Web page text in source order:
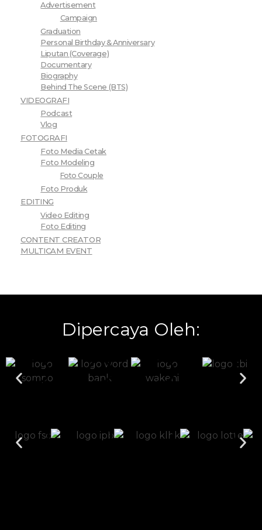
Advertisement
Campaign
Graduation
Personal Birthday & Anniversary
Liputan (Coverage)
Documentary
Biography
Behind The Scene (BTS)
VIDEOGRAFI
Podcast
Vlog
FOTOGRAFI
Foto Media Cetak
Foto Modeling
Foto Couple
Foto Produk
EDITING
Video Editing
Foto Editing
CONTENT CREATOR
MULTICAM EVENT
Dipercaya Oleh: